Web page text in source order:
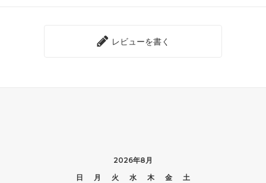
レビューを書く
2026年8月
日
月 火 水 木 金
土